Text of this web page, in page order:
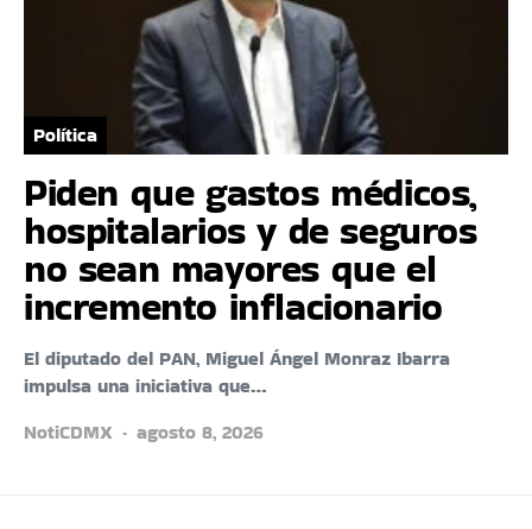
Política
Piden que gastos médicos,
hospitalarios y de seguros
no sean mayores que el
incremento inflacionario
El diputado del PAN, Miguel Ángel Monraz Ibarra
impulsa una iniciativa que…
NotiCDMX
agosto 8, 2026